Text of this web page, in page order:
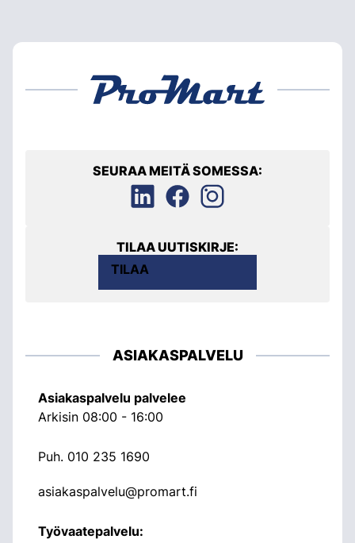
SEURAA MEITÄ SOMESSA:
TILAA UUTISKIRJE:
TILAA
ASIAKASPALVELU
Asiakaspalvelu palvelee
Arkisin 08:00 - 16:00
Puh. 010 235 1690
asiakaspalvelu@promart.fi
Työvaatepalvelu: